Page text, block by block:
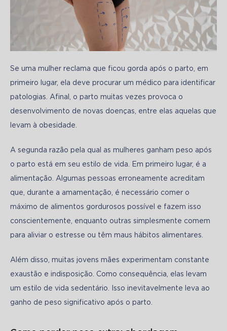
Se uma mulher reclama que ficou gorda após o parto, em
primeiro lugar, ela deve procurar um médico para identificar
patologias. Afinal, o parto muitas vezes provoca o
desenvolvimento de novas doenças, entre elas aquelas que
levam à obesidade.
A segunda razão pela qual as mulheres ganham peso após
o parto está em seu estilo de vida. Em primeiro lugar, é a
alimentação. Algumas pessoas erroneamente acreditam
que, durante a amamentação, é necessário comer o
máximo de alimentos gordurosos possível e fazem isso
conscientemente, enquanto outras simplesmente comem
para aliviar o estresse ou têm maus hábitos alimentares.
Além disso, muitas jovens mães experimentam constante
exaustão e indisposição. Como consequência, elas levam
um estilo de vida sedentário. Isso inevitavelmente leva ao
ganho de peso significativo após o parto.